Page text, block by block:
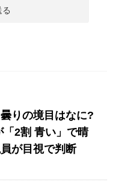
曇りの境目はなに?
2割 青い」で晴
が目視で判断